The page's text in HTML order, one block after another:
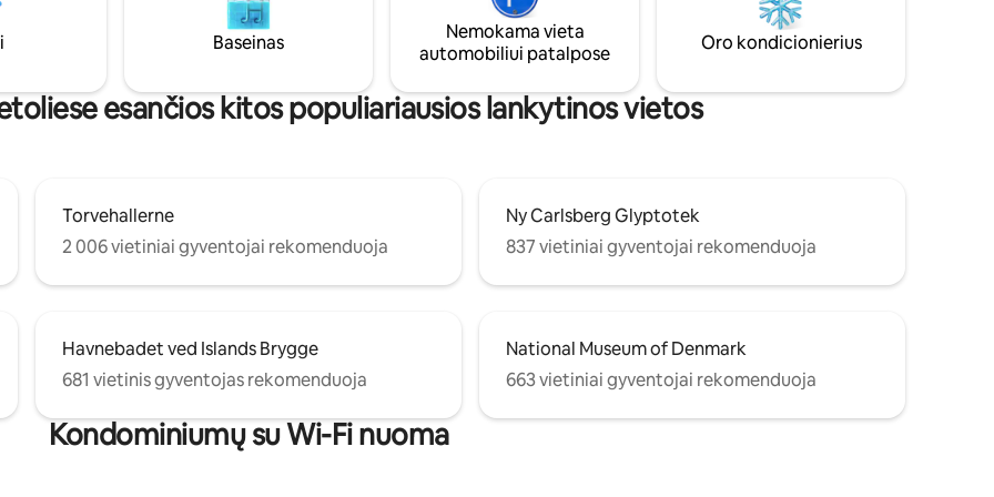
vešliuose žaliuose parkuose.
daugelio metų
- galima pateikti
dideliems šeimos susibūrimams, draugų
grupėms ar įsimintiniems miesto
pabėgimams. Patirkite Kopenhagos
puikiai tinka verslo susitikimams
/ilgesnėms ar trumpesnėms viešnagėms
Baseinas
Nemokama vieta
automobiliui patalpose
Oro kondicionierius
esančios kitos populiariausios lankytinos vietos
Torvehallerne
2 006 vietiniai gyventojai rekomenduoja
Ny Carlsberg Glyptotek
837 vietiniai gyventojai rekomenduoja
Havnebadet ved Islands Brygge
681 vietinis gyventojas rekomenduoja
National Museum of Denmark
663 vietiniai gyventojai rekomenduoja
Kondominiumų su Wi-Fi nuoma